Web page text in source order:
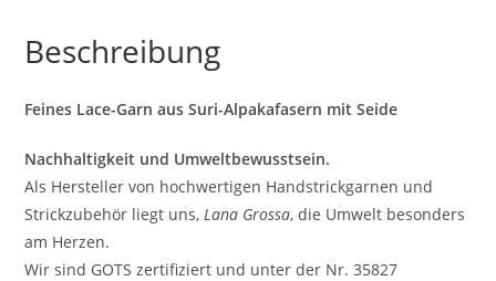
Beschreibung
Feines Lace-Garn aus Suri-Alpakafasern mit Seide
Nachhaltigkeit und Umweltbewusstsein.
Als Hersteller von hochwertigen Handstrickgarnen und
Strickzubehör liegt uns,Lana Grossa, die Umwelt besonders
am Herzen.
Wir sind GOTS zertifiziert und unter der Nr. 35827